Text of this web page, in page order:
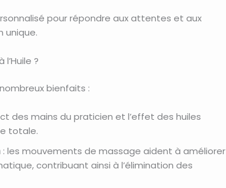
pour répondre aux attentes et aux
unique.
?
bienfaits :
des mains du praticien et l’effet des huiles
totale.
: les mouvements de massage aident à améliorer
contribuant ainsi à l’élimination des